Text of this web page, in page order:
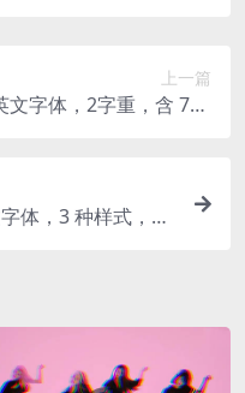
上一篇
文字体，2字重，含 756
体，3 种样式，41